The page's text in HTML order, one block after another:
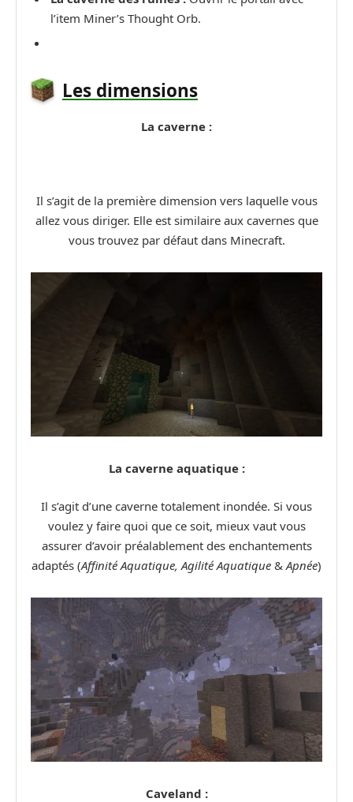
l’item Miner’s Thought Orb.
Les dimensions
La caverne :
Il s’agit de la première dimension vers laquelle vous
allez vous diriger. Elle est similaire aux cavernes que
vous trouvez par défaut dans Minecraft.
La caverne aquatique :
Il s’agit d’une caverne totalement inondée. Si vous
voulez y faire quoi que ce soit, mieux vaut vous
assurer d’avoir préalablement des enchantements
adaptés (Affinité Aquatique, Agilité Aquatique & Apnée)
Caveland :